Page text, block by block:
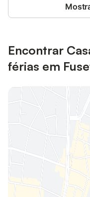
Encontrar
férias em